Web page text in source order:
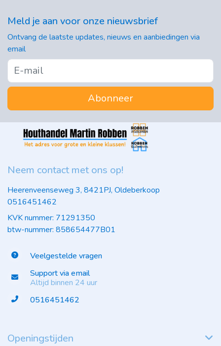
Meld je aan voor onze nieuwsbrief
Ontvang de laatste updates, nieuws en aanbiedingen via
email
Abonneer
Neem contact met ons op!
Heerenveenseweg 3, 8421PJ, Oldeberkoop
0516451462
KVK nummer: 71291350
btw-nummer: 858654477B01
Veelgestelde vragen
Support via email
Altijd binnen 24 uur
0516451462
Openingstijden